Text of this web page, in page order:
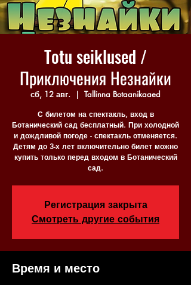
Totu seiklused /
Приключения Незнайки
сб, 12 авг.
  |
Tallinna Botaanikaaed
С билетом на спектакль, вход в
Ботанический сад бесплатный. При холодной
и дождливой погоде - спектакль отменяется.
Детям до 3-х лет включительно билет можно
купить только перед входом в Ботанический
сад.
Регистрация закрыта
Смотреть другие события
Время и место